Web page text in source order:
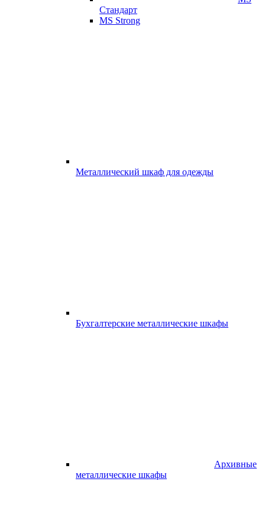
Стандарт
MS Strong
Металлический шкаф для одежды
Бухгалтерские металлические шкафы
Архивные
металлические шкафы